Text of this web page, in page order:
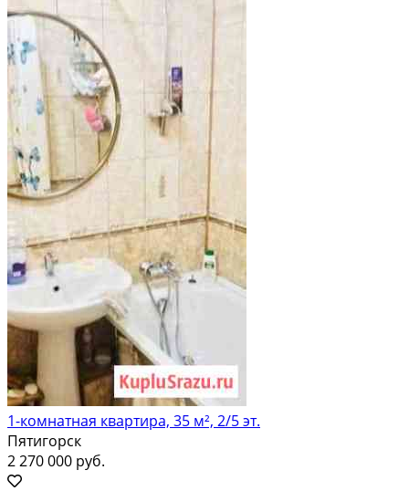
1-комнатная квартира, 35 м², 2/5 эт.
Пятигорск
2 270 000 руб.